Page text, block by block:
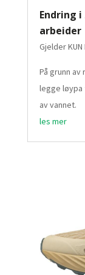
Endring i
arbeider
Gjelder KUN
På grunn
legge løypa
av vannet.
les mer